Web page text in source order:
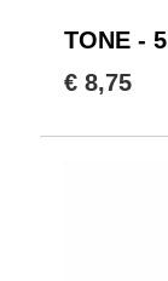
TONE -
€ 8,75